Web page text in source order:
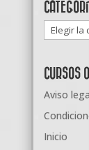
CURSOS
Aviso
Inicio